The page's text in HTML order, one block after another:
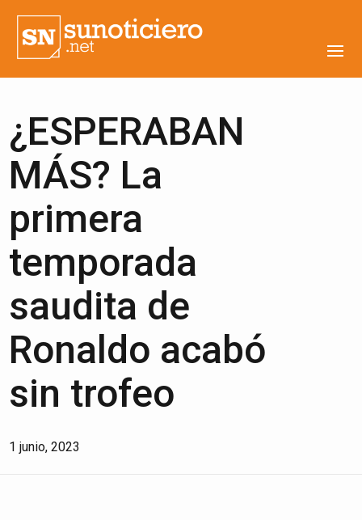
¿ESPERABAN
MÁS? La
primera
temporada
saudita de
Ronaldo acabó
sin trofeo
1 junio, 2023